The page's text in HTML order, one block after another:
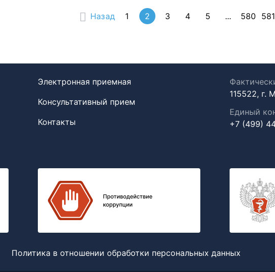
Назад 1 2 3 4 5 ... 580 581
Электронная приемная
Консультативный прием
Контакты
115522, г.
Единый
+7 (499)
Политика в отношении обработки персональных данных